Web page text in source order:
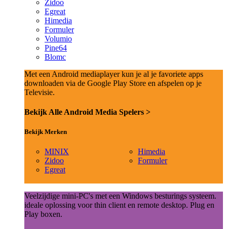
Zidoo
Egreat
Himedia
Formuler
Volumio
Pine64
Blomc
Met een Android mediaplayer kun je al je favoriete apps
downloaden via de Google Play Store en afspelen op je
Televisie.
Bekijk Alle Android Media Spelers >
Bekijk Merken
MINIX
Zidoo
Egreat
Himedia
Formuler
Veelzijdige mini-PC's met een Windows besturings systeem.
ideale oplossing voor thin client en remote desktop. Plug en
Play boxen.